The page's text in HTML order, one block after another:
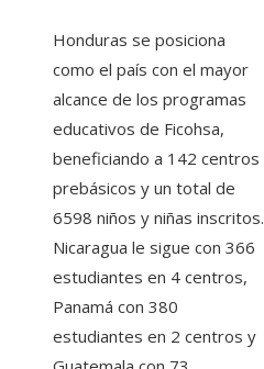
Honduras se posiciona
como el país con el mayor
alcance de los programas
educativos de Ficohsa,
beneficiando a 142 centros
prebásicos y un total de
6598 niños y niñas inscritos.
Nicaragua le sigue con 366
estudiantes en 4 centros,
Panamá con 380
estudiantes en 2 centros y